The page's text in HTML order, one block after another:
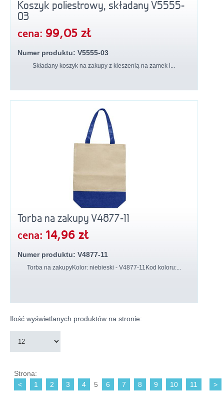
Koszyk poliestrowy, składany V5555-
03
cena: 99,05 zł
Numer produktu: V5555-03
Składany koszyk na zakupy z kieszenią na zamek i...
Torba na zakupy V4877-11
cena: 14,96 zł
Numer produktu: V4877-11
Torba na zakupyKolor: niebieski - V4877-11Kod koloru:...
Ilość wyświetlanych produktów na stronie:
Strona:
<
1 2 3 4 5 6 7 8 9 10 11 >